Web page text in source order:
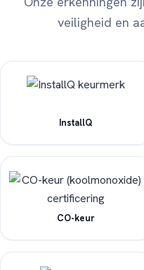
veiligheid en
InstallQ
CO-keur